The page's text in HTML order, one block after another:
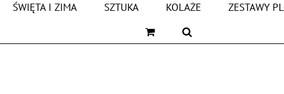
ŚWIĘTA I ZIMA SZTUKA KOLAŻE ZESTAWY